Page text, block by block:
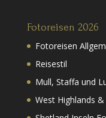
Fotoreisen 2026
Fotoreisen
Reisestil
Mull, Staffa und
West Highlands